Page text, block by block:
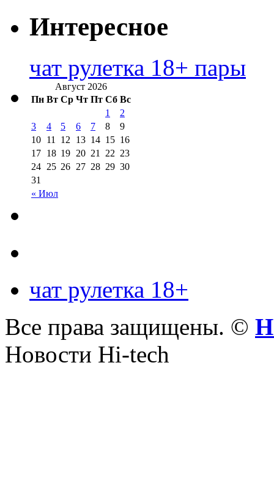
Интересное
чат рулетка 18+ пары
Август 2026
Пн Вт Ср Чт Пт Сб Вс
« Июл
1
2
3
4 5 6 7 8
9
10 11 12 13 14 15 16
17 18 19 20 21 22 23
24 25 26 27 28 29 30
31
чат рулетка 18+
Все права защищены. ©
Новости Hi-tech